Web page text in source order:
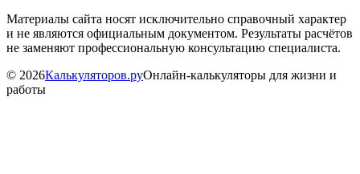
Материалы сайта носят исключительно справочный характер
и не являются официальным документом. Результаты расчётов
не заменяют профессиональную консультацию специалиста.
© 2026Калькуляторов.руОнлайн-калькуляторы для жизни и
работы